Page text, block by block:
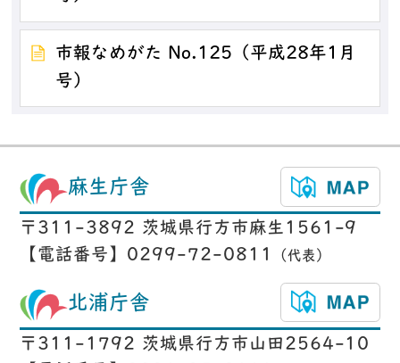
市報なめがた No.125（平成28年1月
号）
麻生庁舎
〒311-3892 茨城県行方市麻生1561-9
【電話番号】0299-72-0811
（代表）
北浦庁舎
〒311-1792 茨城県行方市山田2564-10